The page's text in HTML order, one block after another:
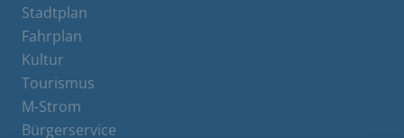
Stadtplan
Fahrplan
Kultur
Tourismus
M-Strom
Bürgerservice